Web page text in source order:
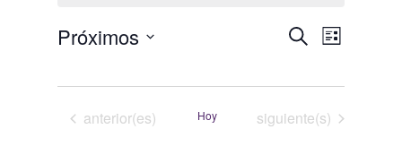
búsqueda
vistas
Buscar
de
de
Evento
Lista
Próximos
Eventos
anterior(es) Hoy Eventos
siguiente(s)